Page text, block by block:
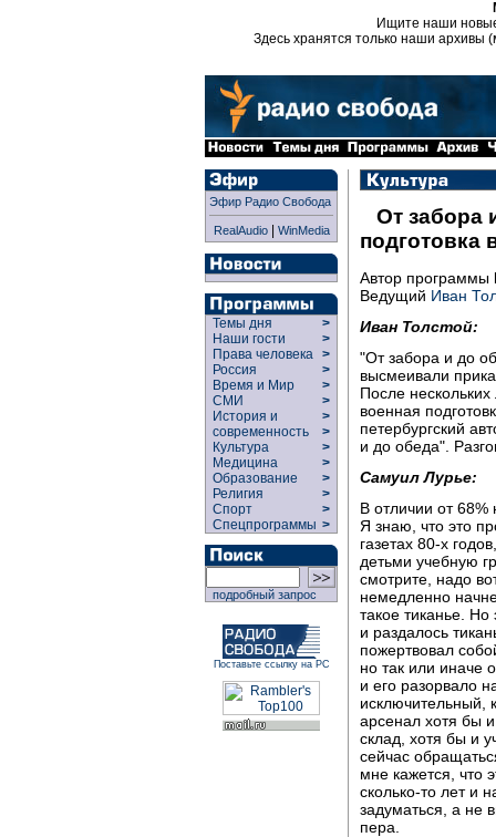
Ищите наши
Здесь хранятся только наши архивы
Эфир Радио Свобода
RealAudio| WinMedia
Темы дня
>
Наши гости
>
Права человека >
Россия
>
Время и Мир
>
СМИ
>
История и
современность
>
>
Культура
>
Медицина
>
Образование
>
Религия
>
Спорт
>
Спецпрограммы >
подробный запрос
Поставьте ссылку на РС
От забора
подготовка
Автор программы
Ведущий Иван
Иван Толстой:
"От забора и до
высмеивали
После
военная
петербургский
и до обеда".
Самуил Лурье:
В отличии от 68%
Я знаю, что это
газетах 80-х
детьми учебную
смотрите, надо
немедленно
такое тиканье.
и раздалось
пожертвовал
но так или иначе
и его разорвало
исключительный,
арсенал хотя бы
склад, хотя бы и
сейчас
мне кажется, что
сколько-то лет и
задуматься, а не
пера.